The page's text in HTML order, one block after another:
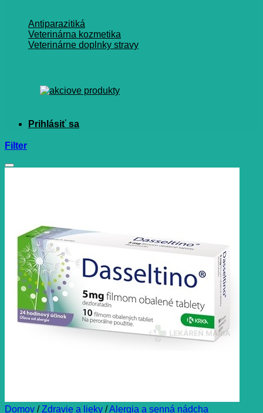
Antiparazitiká
Veterinárna kozmetika
Veterinárne doplnky stravy
Filter
Domov / Zdravie a lieky /Alergia a senná nádcha